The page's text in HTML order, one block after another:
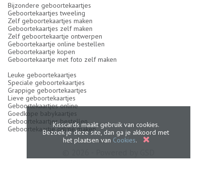
Bijzondere geboortekaartjes
Geboortekaartjes tweeling
Zelf geboortekaartjes maken
Geboortekaartjes zelf maken
Zelf geboortekaartje ontwerpen
Geboortekaartje online bestellen
Geboortekaartje kopen
Geboortekaartje met foto zelf maken
Leuke geboortekaartjes
Speciale geboortekaartjes
Grappige geboortekaartjes
Lieve geboortekaartjes
Geboortekaartjes online
Goedkope babykaartjes
Geboortekaartjes bestellen
Geboortekaartje online makenKisscards maakt gebruik van cookies.
Bezoek je deze site, dan ga je akkoord met
het plaatsen van Cookies.